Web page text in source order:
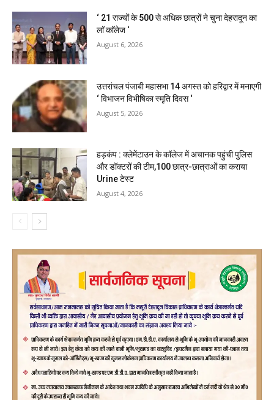
‘ 21 राज्यों के 500 से अधिक छात्रों ने चुना देहरादून का
लाॅ काॅलेज ‘
August 6, 2026
उत्तरांचल पंजाबी महासभा 14 अगस्त को हरिद्वार में मनाएगी
‘ विभाजन विभीषिका स्मृति दिवस ‘
August 5, 2026
हड़कंप : क्लेमेंटाउन के कॉलेज में अचानक पहुंची पुलिस
और डॉक्टरों की टीम,100 छात्र-छात्राओं का कराया
Urine टेस्ट
August 4, 2026